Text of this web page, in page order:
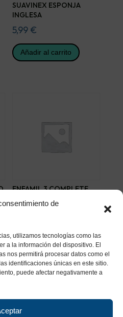
de
utilizamos tecnologías como las
a la información del dispositivo. El
nos permitirá procesar datos como el
identificaciones únicas en este sitio.
puede afectar negativamente a
SUAVINEX ESPONJA
INGLESA
5,99 €
Añadir al carrito
ENFAMIL 3 COMPLETE
800 G
Añadir al carrito